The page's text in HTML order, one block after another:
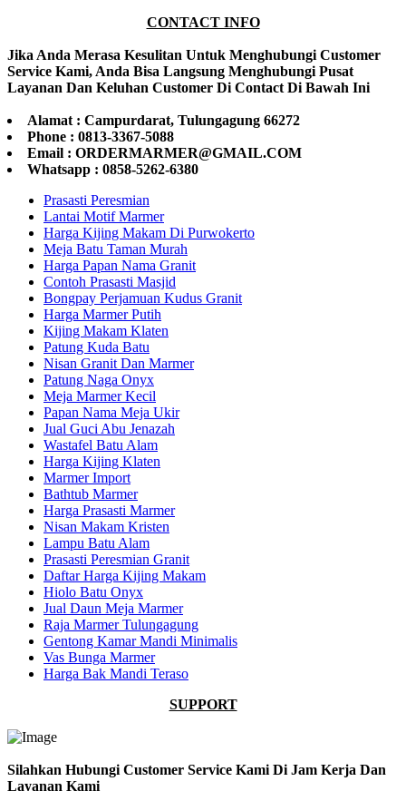
CONTACT INFO
Jika Anda Merasa Kesulitan Untuk Menghubungi Customer
Service Kami, Anda Bisa Langsung Menghubungi Pusat
Layanan Dan Keluhan Customer Di Contact Di Bawah Ini
Alamat : Campurdarat, Tulungagung 66272
Phone : 0813-3367-5088
Email : ORDERMARMER@GMAIL.COM
Whatsapp : 0858-5262-6380
Prasasti Peresmian
Lantai Motif Marmer
Harga Kijing Makam Di Purwokerto
Meja Batu Taman Murah
Harga Papan Nama Granit
Contoh Prasasti Masjid
Bongpay Perjamuan Kudus Granit
Harga Marmer Putih
Kijing Makam Klaten
Patung Kuda Batu
Nisan Granit Dan Marmer
Patung Naga Onyx
Meja Marmer Kecil
Papan Nama Meja Ukir
Jual Guci Abu Jenazah
Wastafel Batu Alam
Harga Kijing Klaten
Marmer Import
Bathtub Marmer
Harga Prasasti Marmer
Nisan Makam Kristen
Lampu Batu Alam
Prasasti Peresmian Granit
Daftar Harga Kijing Makam
Hiolo Batu Onyx
Jual Daun Meja Marmer
Raja Marmer Tulungagung
Gentong Kamar Mandi Minimalis
Vas Bunga Marmer
Harga Bak Mandi Teraso
SUPPORT
Silahkan Hubungi Customer Service Kami Di Jam Kerja Dan
Layanan Kami